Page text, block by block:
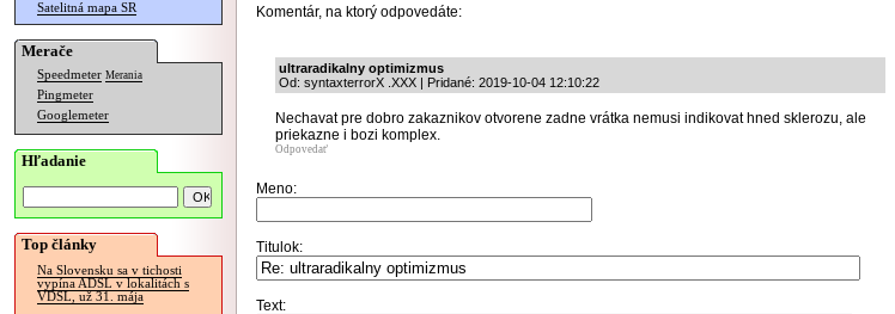
Satelitná mapa SR
Merače
Speedmeter Merania
Pingmeter
Googlemeter
Hľadanie
Top články
Na Slovensku sa v tichosti
vypína ADSL v lokalitách s
VDSL, už 31. mája
Komentár, na ktorý odpovedáte:
ultraradikalny optimizmus
Od: syntaxterrorX .XXX | Pridané: 2019-10-04 12:10:22
Nechavat pre dobro zakaznikov otvorene zadne vrátka nemusi indikovat hned sklerozu, ale
priekazne i bozi komplex.
Odpovedať
Meno:
Titulok:
Text: